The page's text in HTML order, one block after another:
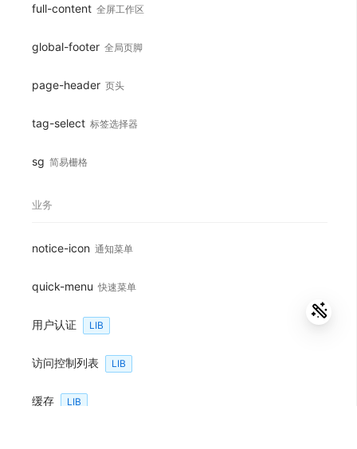
full-content 全屏工作区
global-footer 全局页脚
page-header 页头
tag-select 标签选择器
sg 简易栅格
业务
notice-icon 通知菜单
quick-menu 快速菜单
用户认证 LIB
访问控制列表 LIB
缓存 LIB